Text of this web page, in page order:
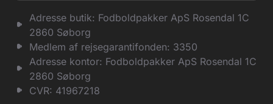
Adresse butik: Fodboldpakker ApS Rosendal 1C
2860 Søborg
Medlem af rejsegarantifonden: 3350
Adresse kontor: Fodboldpakker ApS Rosendal 1C
2860 Søborg
CVR: 41967218